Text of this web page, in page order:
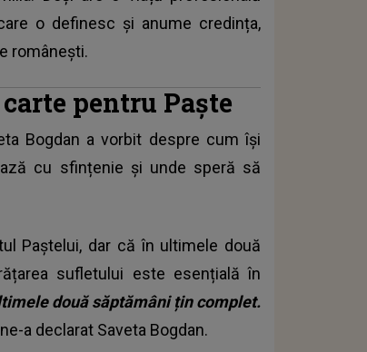
o definesc și anume credința,
românești.
pentru Paște
Bogdan a vorbit despre cum își
cu sfințenie și unde speră să
Paștelui, dar că în ultimele două
sufletului este esențială în
două săptămâni țin complet.
a declarat Saveta Bogdan.